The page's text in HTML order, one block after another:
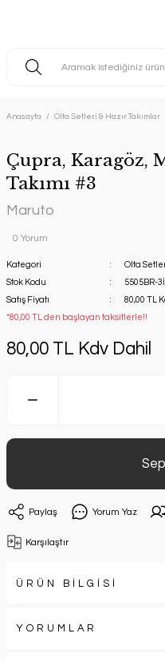
Anasayfa Olta Setleri & Hazır Takımlar
Çupra, Karagöz,
Takımı #3
Maruto
0 Yorum
Kategori Olta
Stok Kodu
5505BR-
Satış Fiyatı
80,00 TL
*80,00 TL den başlayan taksitlerle!!
80,00 TL Kdv Dahil
Paylaş Yorum Yaz
Karşılaştır
ÜRÜN BİLGİSİ
YORUMLAR